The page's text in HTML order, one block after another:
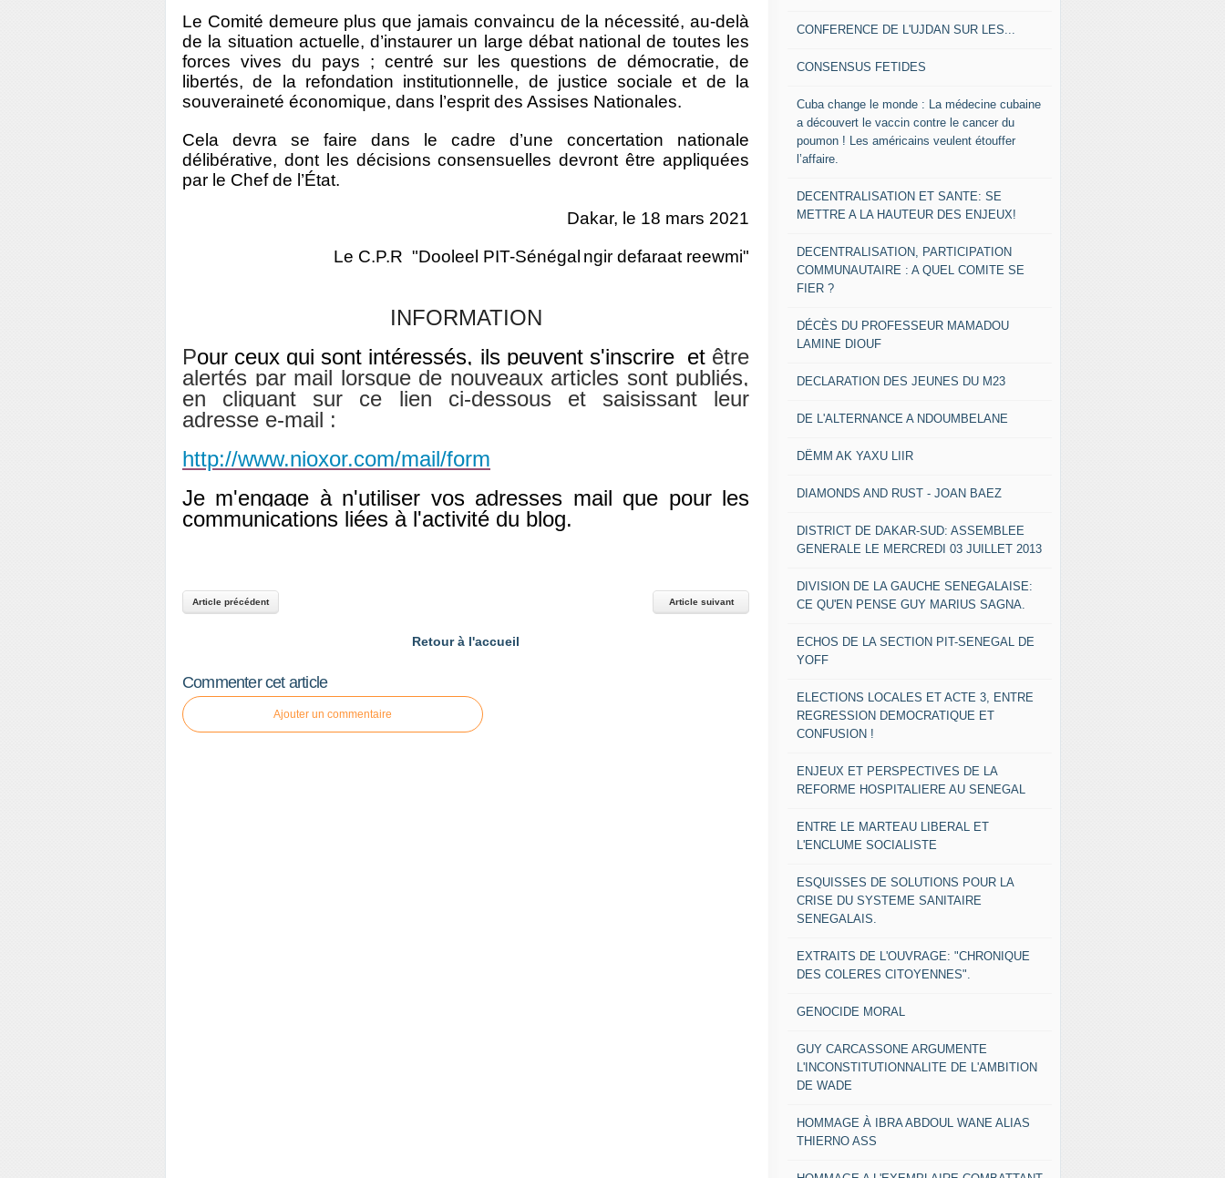
Le Comité demeure plus que jamais convaincu de la nécessité, au-delà
de la situation actuelle, d’instaurer un large débat national de toutes les
forces vives du pays ; centré sur les questions de démocratie, de
libertés, de la refondation institutionnelle, de justice sociale et de la
souveraineté économique, dans l’esprit des Assises Nationales.
Cela devra se faire dans le cadre d’une concertation nationale
délibérative, dont les décisions consensuelles devront être appliquées
par le Chef de l’État.
Dakar, le 18 mars 2021
Le C.P.R "Dooleel PIT-Sénégal ngir defaraat reewmi"
INFORMATION
Pour ceux qui sont intéressés, ils peuvent s'inscrire et être
alertés par mail lorsque de nouveaux articles sont publiés,
en cliquant sur ce lien ci-dessous et saisissant leur
adresse e-mail :
http://www.nioxor.com/mail/form
Je m'engage à n'utiliser vos adresses mail que pour les
communications liées à l'activité du blog.
Article précédent Article suivant
Retour à l'accueil
Commenter cet article
Ajouter un commentaire
CONFERENCE DE L'UJDAN SUR LES...
CONSENSUS FETIDES
Cuba change le monde : La médecine cubaine
a découvert le vaccin contre le cancer du
poumon ! Les américains veulent étouffer
l’affaire.
DECENTRALISATION ET SANTE: SE
METTRE A LA HAUTEUR DES ENJEUX!
DECENTRALISATION, PARTICIPATION
COMMUNAUTAIRE : A QUEL COMITE SE
FIER ?
DÉCÈS DU PROFESSEUR MAMADOU
LAMINE DIOUF
DECLARATION DES JEUNES DU M23
DE L'ALTERNANCE A NDOUMBELANE
DËMM AK YAXU LIIR
DIAMONDS AND RUST - JOAN BAEZ
DISTRICT DE DAKAR-SUD: ASSEMBLEE
GENERALE LE MERCREDI 03 JUILLET 2013
DIVISION DE LA GAUCHE SENEGALAISE:
CE QU'EN PENSE GUY MARIUS SAGNA.
ECHOS DE LA SECTION PIT-SENEGAL DE
YOFF
ELECTIONS LOCALES ET ACTE 3, ENTRE
REGRESSION DEMOCRATIQUE ET
CONFUSION !
ENJEUX ET PERSPECTIVES DE LA
REFORME HOSPITALIERE AU SENEGAL
ENTRE LE MARTEAU LIBERAL ET
L'ENCLUME SOCIALISTE
ESQUISSES DE SOLUTIONS POUR LA
CRISE DU SYSTEME SANITAIRE
SENEGALAIS.
EXTRAITS DE L'OUVRAGE: "CHRONIQUE
DES COLERES CITOYENNES".
GENOCIDE MORAL
GUY CARCASSONE ARGUMENTE
L'INCONSTITUTIONNALITE DE L'AMBITION
DE WADE
HOMMAGE À IBRA ABDOUL WANE ALIAS
THIERNO ASS